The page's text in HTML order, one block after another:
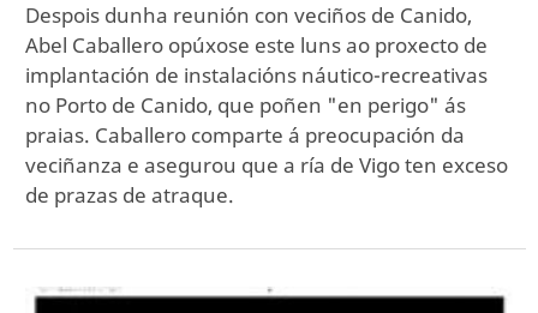
Despois dunha reunión con veciños de Canido,
Abel Caballero opúxose este luns ao proxecto de
implantación de instalacións náutico-recreativas
no Porto de Canido, que poñen "en perigo" ás
praias. Caballero comparte á preocupación da
veciñanza e asegurou que a ría de Vigo ten exceso
de prazas de atraque.